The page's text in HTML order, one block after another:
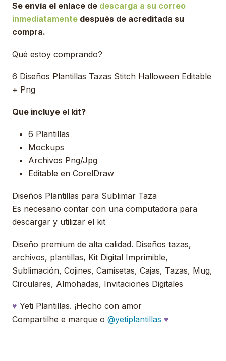
Se envía el enlace de descarga a su correo
inmediatamente después de acreditada su
compra.
Qué estoy comprando?
6 Diseños Plantillas Tazas Stitch Halloween Editable
+ Png
Que incluye el kit?
6 Plantillas
Mockups
Archivos Png/Jpg
Editable en CorelDraw
Diseños Plantillas para Sublimar Taza
Es necesario contar con una computadora para
descargar y utilizar el kit
Diseño premium de alta calidad. Diseños tazas,
archivos, plantillas, Kit Digital Imprimible,
Sublimación, Cojines, Camisetas, Cajas, Tazas, Mug,
Circulares, Almohadas, Invitaciones Digitales
♥ Yeti Plantillas. ¡Hecho con amor
Compartilhe e marque o @yetiplantillas ♥